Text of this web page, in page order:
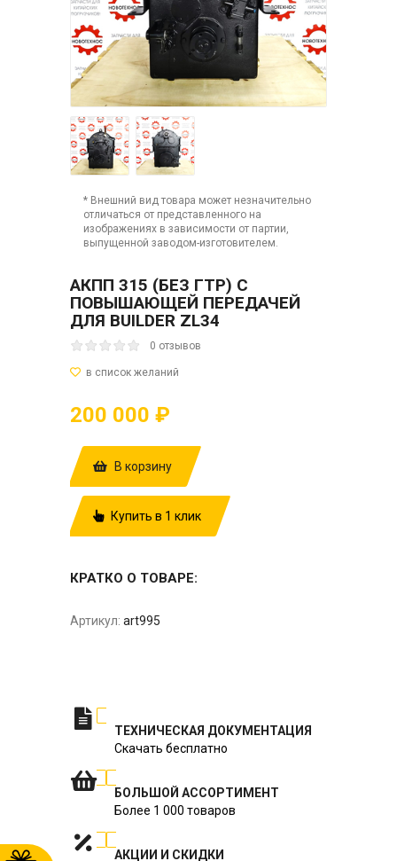
* Внешний вид товара может незначительно
отличаться от представленного на
изображениях в зависимости от партии,
выпущенной заводом-изготовителем.
АКПП 315 (БЕЗ ГТР) С
ПОВЫШАЮЩЕЙ ПЕРЕДАЧЕЙ
ДЛЯ BUILDER ZL34
0 отзывов
200 000 ₽
В корзину
Купить в 1 клик
КРАТКО О ТОВАРЕ:
Артикул: art995
ТЕХНИЧЕСКАЯ ДОКУМЕНТАЦИЯ
Скачать бесплатно
БОЛЬШОЙ АССОРТИМЕНТ
Более 1 000 товаров
АКЦИИ И СКИДКИ